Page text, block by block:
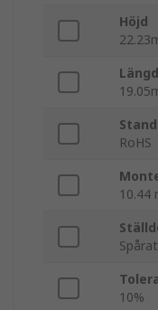
Höjd
Längd
RoHS
10.44
10%